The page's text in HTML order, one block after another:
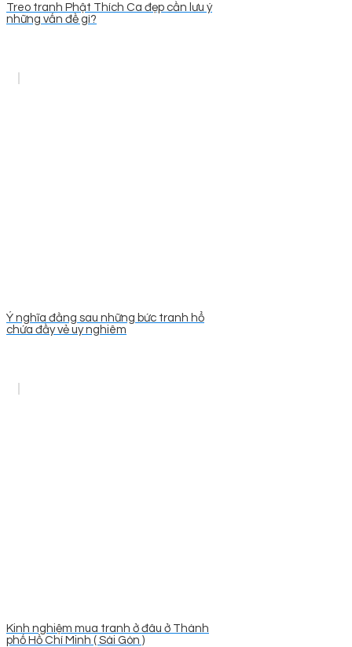
Treo tranh Phật Thích Ca đẹp cần lưu ý
những vấn đề gì?
Ý nghĩa đằng sau những bức tranh hổ
chứa đầy vẻ uy nghiêm
Kinh nghiệm mua tranh ở đâu ở Thành
phố Hồ Chí Minh ( Sài Gòn )